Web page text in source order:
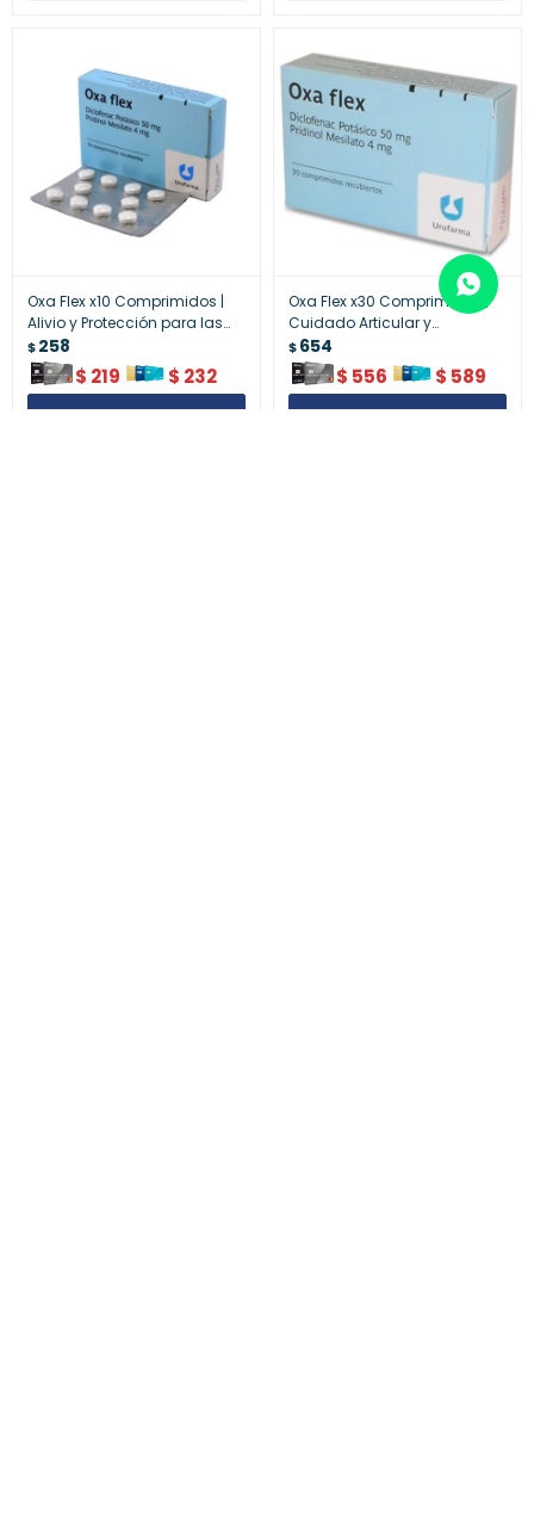
Oxa Flex x10 Comprimidos |
Alivio y Protección para las
Articulaciones
$258
$ 219 $ 232
Oxa Flex x30 Comprimidos |
Cuidado Articular y
Movilidad
$654
$ 556 $ 589